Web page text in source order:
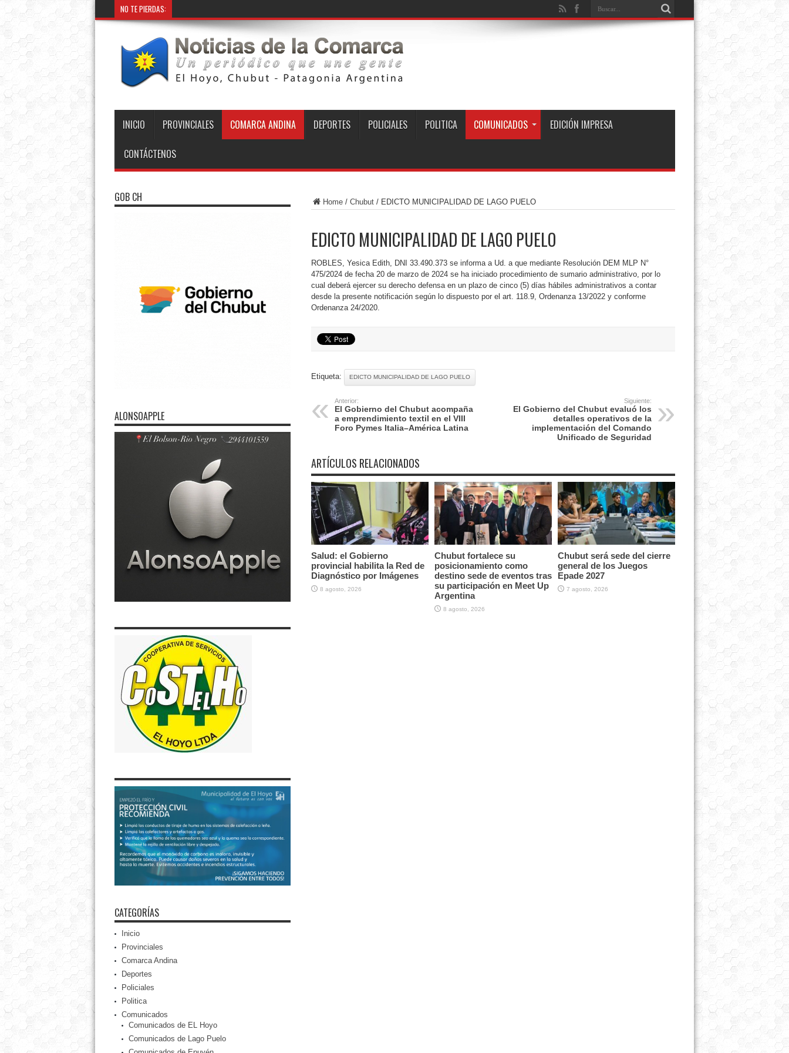
NO TE PIERDAS:
INICIO PROVINCIALES COMARCA ANDINA DEPORTES POLICIALES POLITICA COMUNICADOS EDICIÓN IMPRESA
CONTÁCTENOS
Home/ Chubut/ EDICTO MUNICIPALIDAD DE LAGO PUELO
EDICTO MUNICIPALIDAD DE LAGO PUELO
ROBLES, Yesica Edith, DNI 33.490.373 se informa a Ud. a que mediante Resolución DEM MLP N°
475/2024 de fecha 20 de marzo de 2024 se ha iniciado procedimiento de sumario administrativo, por lo
cual deberá ejercer su derecho defensa en un plazo de cinco (5) días hábiles administrativos a contar
desde la presente notificación según lo dispuesto por el art. 118.9, Ordenanza 13/2022 y conforme
Ordenanza 24/2020.
Etiqueta: EDICTO MUNICIPALIDAD DE LAGO PUELO
Anterior:
El Gobierno del Chubut acompaña
a emprendimiento textil en el VIII
Foro Pymes Italia–América Latina
Siguiente:
El Gobierno del Chubut evaluó los
detalles operativos de la
implementación del Comando
Unificado de Seguridad
ARTÍCULOS RELACIONADOS
Salud: el Gobierno
provincial habilita la Red de
Diagnóstico por Imágenes
8 agosto, 2026
Chubut fortalece su
posicionamiento como
destino sede de eventos tras
su participación en Meet Up
Argentina
8 agosto, 2026
Chubut será sede del cierre
general de los Juegos
Epade 2027
7 agosto, 2026
GOB CH
ALONSOAPPLE
CATEGORÍAS
Inicio
Provinciales
Comarca Andina
Deportes
Policiales
Politica
Comunicados
Comunicados de EL Hoyo
Comunicados de Lago Puelo